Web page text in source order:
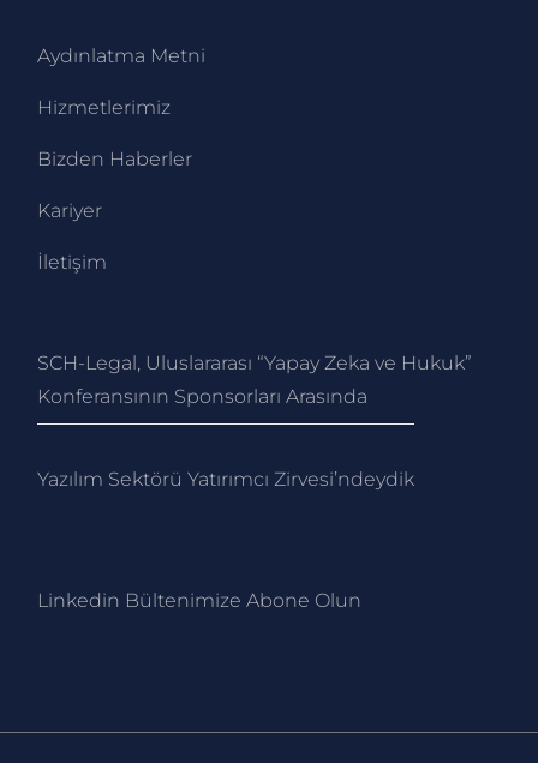
Aydınlatma Metni
Hizmetlerimiz
Bizden Haberler
Kariyer
İletişim
SCH-Legal, Uluslararası “Yapay Zeka ve Hukuk”
Konferansının Sponsorları Arasında
Yazılım Sektörü Yatırımcı Zirvesi’ndeydik
Linkedin Bültenimize Abone Ol un